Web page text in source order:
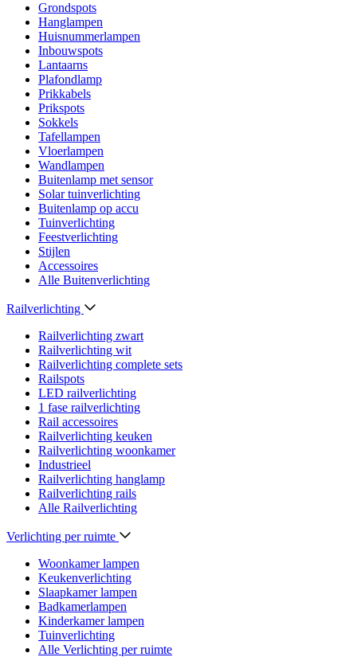
Grondspots
Hanglampen
Huisnummerlampen
Inbouwspots
Lantaarns
Plafondlamp
Prikkabels
Prikspots
Sokkels
Tafellampen
Vloerlampen
Wandlampen
Buitenlamp met sensor
Solar tuinverlichting
Buitenlamp op accu
Tuinverlichting
Feestverlichting
Stijlen
Accessoires
Alle Buitenverlichting
Railverlichting
Railverlichting zwart
Railverlichting wit
Railverlichting complete sets
Railspots
LED railverlichting
1 fase railverlichting
Rail accessoires
Railverlichting keuken
Railverlichting woonkamer
Industrieel
Railverlichting hanglamp
Railverlichting rails
Alle Railverlichting
Verlichting per ruimte
Woonkamer lampen
Keukenverlichting
Slaapkamer lampen
Badkamerlampen
Kinderkamer lampen
Tuinverlichting
Alle Verlichting per ruimte